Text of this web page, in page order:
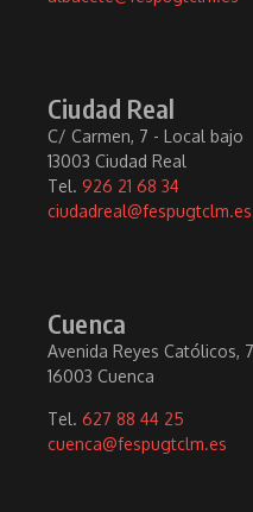
Ciudad Real
C/ Carmen, 7 - Local bajo
13003 Ciudad Real
Tel. 926 21 68 34
ciudadreal@fespugtclm.es
Cuenca
Avenida Reyes Católicos,
16003 Cuenca
Tel. 627 88 44 25
cuenca@fespugtclm.es